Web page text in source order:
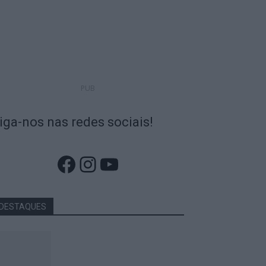
nos nas redes sociais!
Facebook
Instagram
YouTube